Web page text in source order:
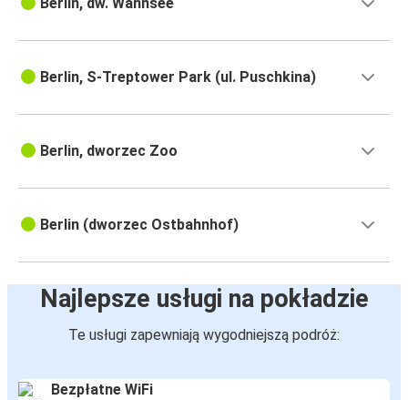
Berlin, S-Treptower Park (ul. Puschkina)
Berlin, dworzec Zoo
Berlin (dworzec Ostbahnhof)
Najlepsze usługi na pokładzie
Te usługi zapewniają wygodniejszą podróż:
Bezpłatne WiFi